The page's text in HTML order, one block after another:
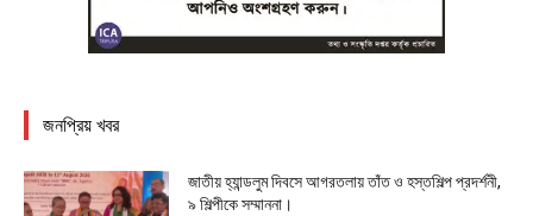
জনপ্রিয় খবর
জাতীয় হ্যান্ডলুম দিবসে আগরতলায় তাঁত ও হস্তশিল্প প্রদর্শনী,
৯ শিল্পীকে সম্মাননা।